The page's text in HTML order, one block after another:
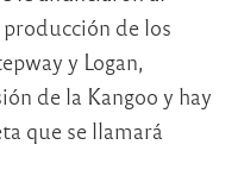
de los
y Logan,
de la Kangoo y hay
que se llamará